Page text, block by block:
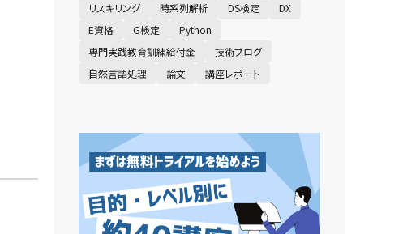
リスキリング
時系列解析 DS検定
DX
E資格
G検定
Python
専門実践教育訓練給付金
技術ブログ
自然言語処理
論文 講座レポート